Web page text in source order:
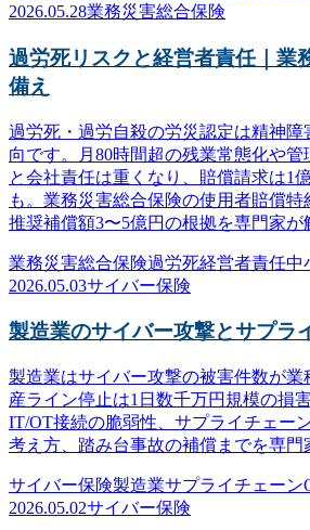
2026.05.28業務災害総合保険
過労死リスクと経営者責任｜業
備え
過労死・過労自殺の労災認定は精神障
向です。月80時間超の残業常態化や
と会社責任は重くなり、賠償請求は1
も。業務災害総合保険の使用者賠償特
推奨補償額3〜5億円の根拠を専門家が
業務災害総合保険過労死経営者責任中
2026.05.03サイバー保険
製造業のサイバー攻撃とサプラ
製造業はサイバー攻撃の被害件数が業
産ライン停止は1日数千万円規模の損
IT/OT接続の脆弱性、サプライチェー
考え方、踏み台事故の補償までを専門
サイバー保険製造業サプライチェーン
2026.05.02サイバー保険